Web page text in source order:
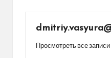
Просмотреть все записи